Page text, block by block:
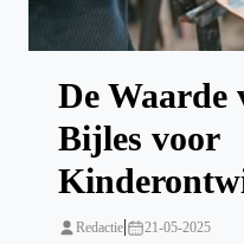
De Waarde
Bijles voor
Redactie| 21-05-2025